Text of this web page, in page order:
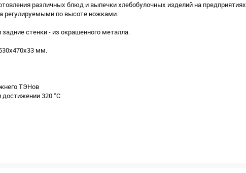
различных блюд и выпечки хлебобулочных изделий на предприятиях
регулируемыми по высоте ножками.
стенки - из окрашенного металла.
мм.
ТЭНов
320 °С